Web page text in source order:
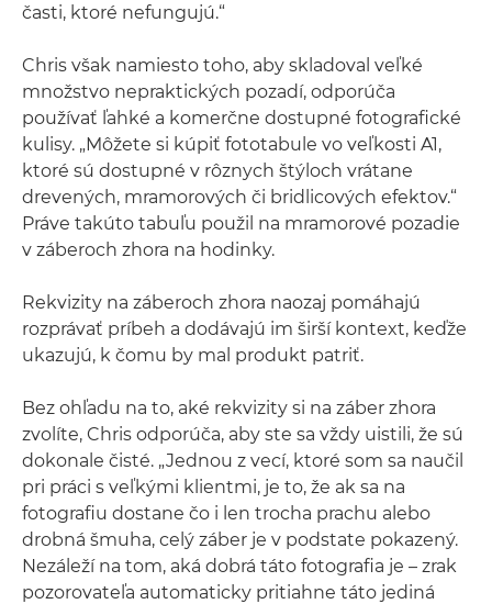
časti, ktoré nefungujú.“
Chris však namiesto toho, aby skladoval veľké
množstvo nepraktických pozadí, odporúča
používať ľahké a komerčne dostupné fotografické
kulisy. „Môžete si kúpiť fototabule vo veľkosti A1,
ktoré sú dostupné v rôznych štýloch vrátane
drevených, mramorových či bridlicových efektov.“
Práve takúto tabuľu použil na mramorové pozadie
v záberoch zhora na hodinky.
Rekvizity na záberoch zhora naozaj pomáhajú
rozprávať príbeh a dodávajú im širší kontext, keďže
ukazujú, k čomu by mal produkt patriť.
Bez ohľadu na to, aké rekvizity si na záber zhora
zvolíte, Chris odporúča, aby ste sa vždy uistili, že sú
dokonale čisté. „Jednou z vecí, ktoré som sa naučil
pri práci s veľkými klientmi, je to, že ak sa na
fotografiu dostane čo i len trocha prachu alebo
drobná šmuha, celý záber je v podstate pokazený.
Nezáleží na tom, aká dobrá táto fotografia je – zrak
pozorovateľa automaticky pritiahne táto jediná